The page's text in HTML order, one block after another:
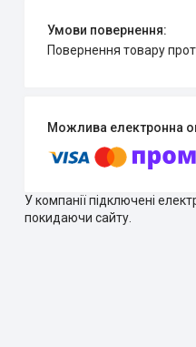
повернення товару
У компанії підключені
покидаючи сайту.